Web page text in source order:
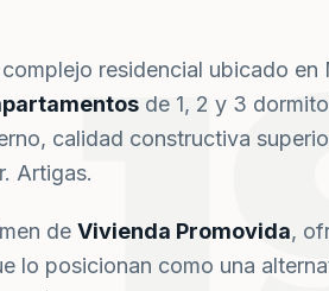
complejo residencial ubicado en
de 1, 2 y 3
calidad constructiva
Artigas.
de Vivienda Promovida,
lo posicionan como una